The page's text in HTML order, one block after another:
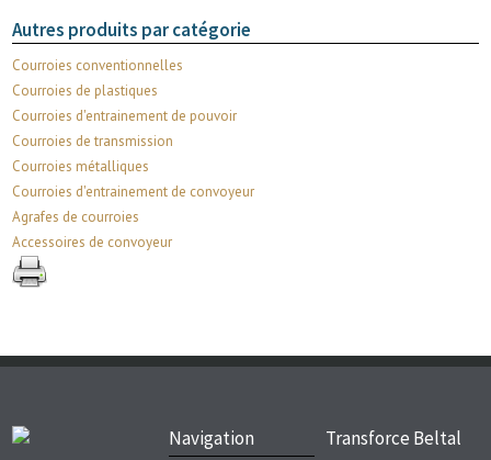
Autres produits par catégorie
Courroies conventionnelles
Courroies de plastiques
Courroies d'entrainement de pouvoir
Courroies de transmission
Courroies métalliques
Courroies d'entrainement de convoyeur
Agrafes de courroies
Accessoires de convoyeur
Navigation
Transforce Beltal